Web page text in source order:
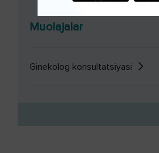
Muolajalar
Ginekolog konsultatsiyasi